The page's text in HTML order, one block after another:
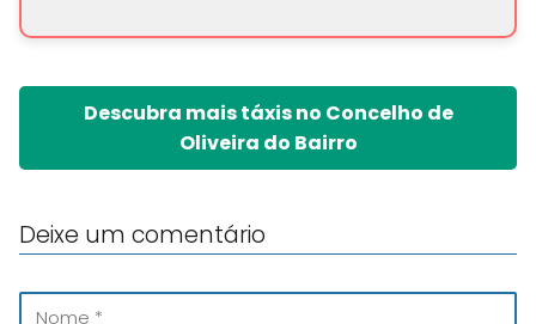
Descubra mais táxis no Concelho de
Oliveira do Bairro
Deixe um comentário